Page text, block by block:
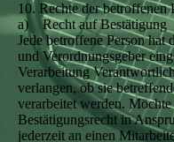
10. Rechte der betroffenen
a) Recht auf Bestätigung
Jede betroffene Person
und Verordnungsgeber
Verarbeitung
verlangen, ob sie
verarbeitet werden.
Bestätigungsrecht in
jederzeit an einen